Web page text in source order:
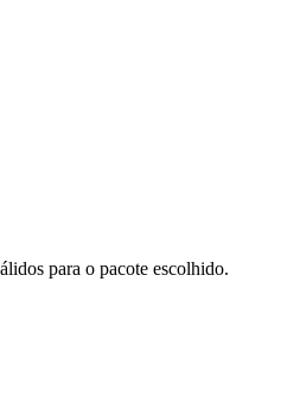
para o pacote escolhido.